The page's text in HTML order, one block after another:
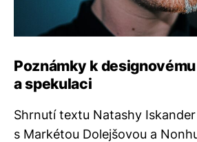
Poznámky k
a spekulaci
Shrnutí textu Natashy
s Markétou Dolejšovou a